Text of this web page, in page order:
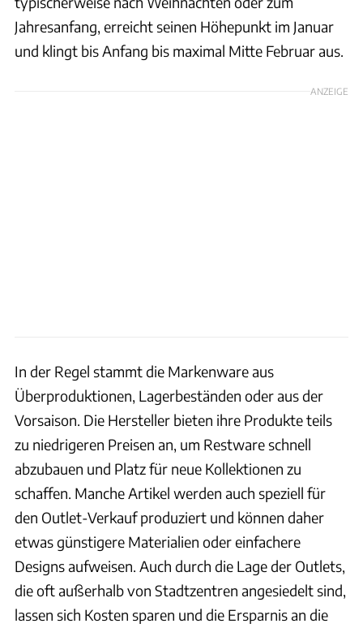
Jahresanfang, erreicht seinen Höhepunkt im Januar
und klingt bis Anfang bis maximal Mitte Februar aus.
ANZEIGE
In der Regel stammt die Markenware aus
Überproduktionen, Lagerbeständen oder aus der
Vorsaison. Die Hersteller bieten ihre Produkte teils
zu niedrigeren Preisen an, um Restware schnell
abzubauen und Platz für neue Kollektionen zu
schaffen. Manche Artikel werden auch speziell für
den Outlet-Verkauf produziert und können daher
etwas günstigere Materialien oder einfachere
Designs aufweisen. Auch durch die Lage der Outlets,
die oft außerhalb von Stadtzentren angesiedelt sind,
lassen sich Kosten sparen und die Ersparnis an die